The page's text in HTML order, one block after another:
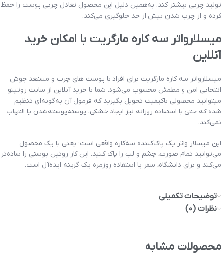
تولید چربی بیشتر کند. به‌همین دلیل این محصول تعادل چربی پوست را حفظ
کرده و از چرب شدن بیش از حد جلوگیری می‌کند.
میسلارواتر سه کاره مارگریت با امکان خرید
آنلاین
میسلارواتر سه کاره مارگریت برای افراد با پوست های چرب و مستعد جوش
انتخابی امن و مطمئن محسوب می‌شود. شما با خرید آنلاین از سایت روتینو
میتوانید محصولی باکیفیت تحویل بگیرید که فرمول آن به‌گونه‌ای تنظیم
شده که حتی با استفاده روزانه نیز ایجاد خشکی، پوسته‌پوسته‌شدن یا التهاب
نمی‌کند.
این میسلار واتر یک پاک‌کننده سه‌کاره واقعی است؛ یعنی با یک محصول
می‌توانید تمام صورت، چشم و لب را پاک کنید. این کار روتین پوستی را ساده‌تر
می‌کند و برای دانشگاه، سفر یا استفاده روزمره یک گزینه ایده‌آل است.
توضیحات تکمیلی
نظرات (0)
محصولات مشابه